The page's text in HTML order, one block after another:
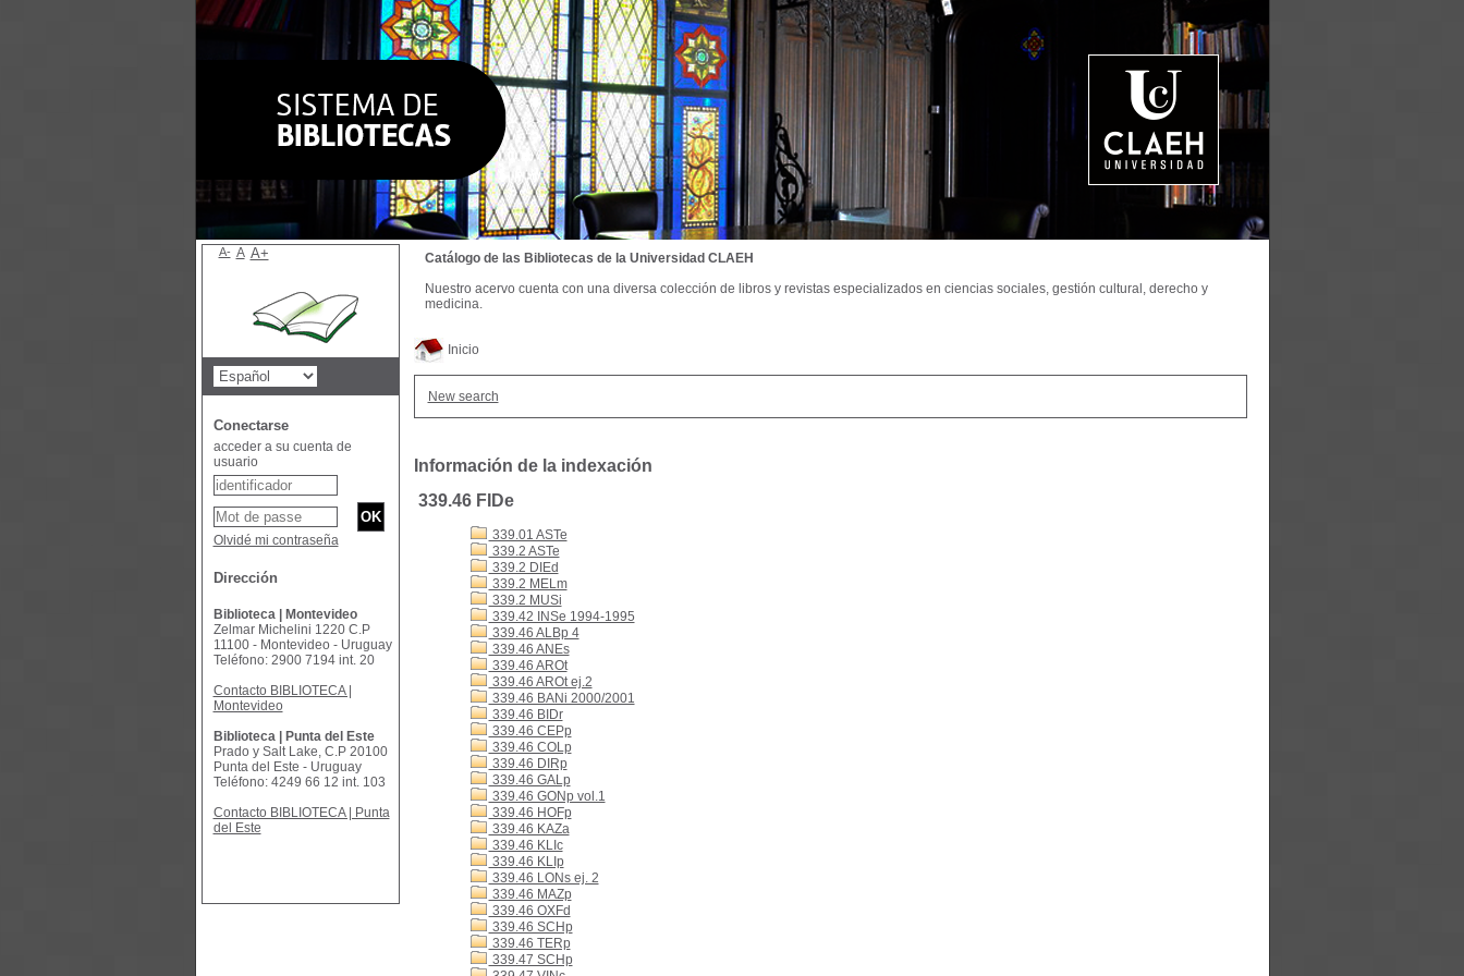
Inicio
New search
Información de la indexación
339.46 FIDe
339.01 ASTe
339.2 ASTe
339.2 DIEd
339.2 MELm
339.2 MUSi
339.42 INSe 1994-1995
339.46 ALBp 4
339.46 ANEs
339.46 AROt
339.46 AROt ej.2
339.46 BANi 2000/2001
339.46 BIDr
339.46 CEPp
339.46 COLp
339.46 DIRp
339.46 GALp
339.46 GONp vol.1
339.46 HOFp
339.46 KAZa
339.46 KLIc
339.46 KLIp
339.46 LONs ej. 2
339.46 MAZp
339.46 OXFd
339.46 SCHp
339.46 TERp
339.47 SCHp
Catálogo de las Bibliotecas de la Universidad CLAEH
Nuestro acervo cuenta con una diversa colección de libros y revistas especializados en ciencias sociales, gestión cultural, derecho y
medicina.
A- A A+
Conectarse
acceder a su cuenta de
usuario
Olvidé mi contraseña
Dirección
Biblioteca | Montevideo
Zelmar Michelini 1220 C.P
11100 - Montevideo - Uruguay
Teléfono: 2900 7194 int. 20
Contacto BIBLIOTECA |
Montevideo
Biblioteca | Punta del Este
Prado y Salt Lake, C.P 20100
Punta del Este - Uruguay
Teléfono: 4249 66 12 int. 103
Contacto BIBLIOTECA | Punta
del Este